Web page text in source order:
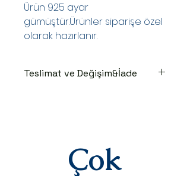
Ürün 925 ayar
gümüştür.Ürünler siparişe özel
olarak hazırlanır.
Teslimat ve Değişim&İade
edilir.Kargoya teslim edildiğinde
takip numaranız,anlaşmalı kargo
firmamız olan Yurtiçi Kargo
Çok